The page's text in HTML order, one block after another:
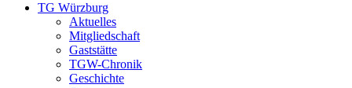
TG Würzburg
Aktuelles
Mitgliedschaft
Gaststätte
TGW-Chronik
Geschichte